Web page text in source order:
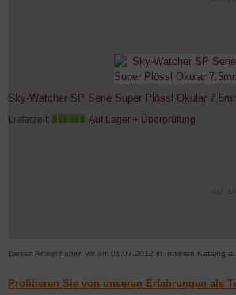
Sky-Watcher SP Serie Super Plössl Okular
Lieferzeit: Auf Lager + Überprüfung
Diesen Artikel haben wir am 01.07.2012 in unseren Katalog
Profitieren Sie von unseren Erfahrungen als